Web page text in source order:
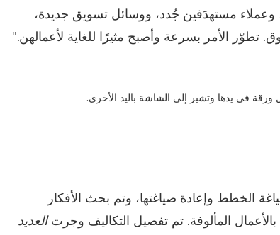
وعملاء مستهدَفين جُدد، ووسائل تسويق جديدة،
الأمر بسرعة وأصبح مثيرًا للغاية لأعمالهن."
الخطط وإعادة صياغتها، وتم بحث الأفكار
المألوفة. تم تفصيل التكاليف وجرتالعديد